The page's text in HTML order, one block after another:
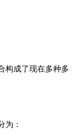
构成了现在多种多
为：